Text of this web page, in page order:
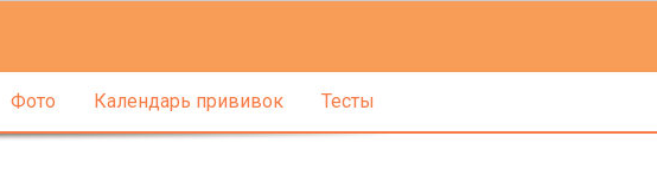
Фото Календарь прививок Тесты